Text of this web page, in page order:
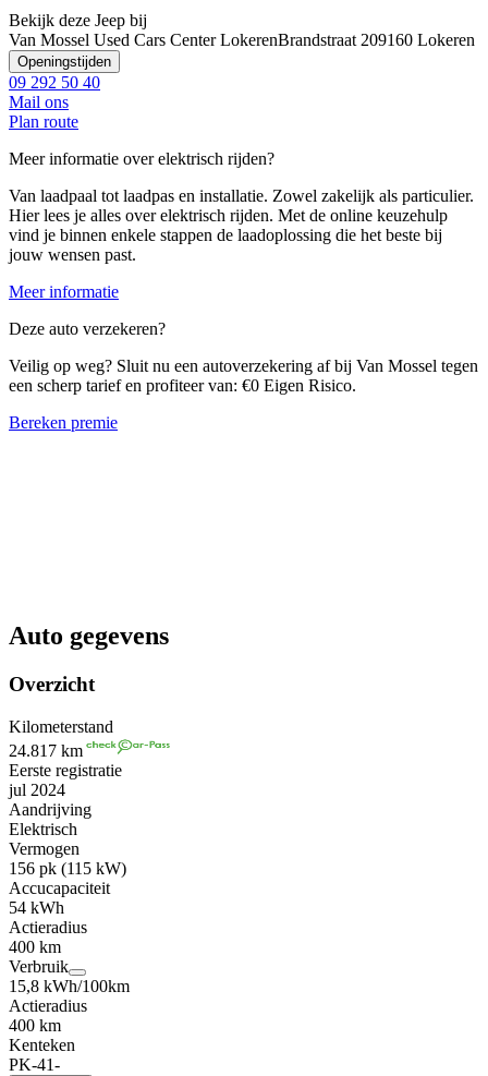
Bekijk deze Jeep bij
Van Mossel Used Cars Center LokerenBrandstraat 209160 Lokeren
Openingstijden
09 292 50 40
Mail ons
Plan route
Meer informatie over elektrisch rijden?
Van laadpaal tot laadpas en installatie. Zowel zakelijk als particulier.
Hier lees je alles over elektrisch rijden. Met de online keuzehulp
vind je binnen enkele stappen de laadoplossing die het beste bij
jouw wensen past.
Meer informatie
Deze auto verzekeren?
Veilig op weg? Sluit nu een autoverzekering af bij Van Mossel tegen
een scherp tarief en profiteer van: €0 Eigen Risico.
Bereken premie
Auto gegevens
Overzicht
Kilometerstand
24.817 km
Eerste registratie
jul 2024
Aandrijving
Elektrisch
Vermogen
156 pk (115 kW)
Accucapaciteit
54 kWh
Actieradius
400 km
Verbruik
15,8 kWh/100km
Actieradius
400 km
Kenteken
PK-41-